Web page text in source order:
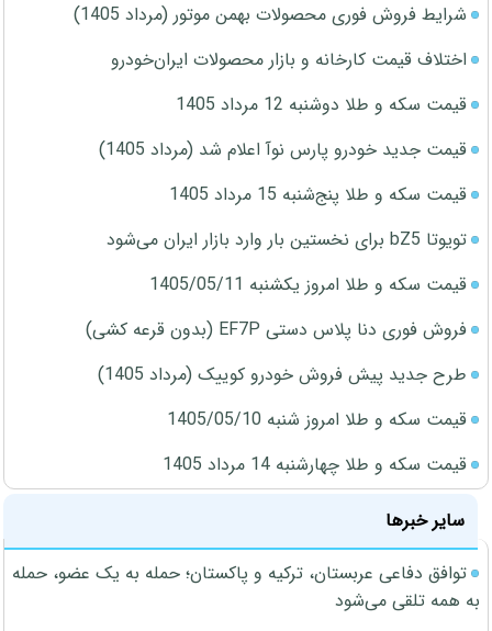
شرایط فروش فوری محصولات بهمن موتور (مرداد 1405)
اختلاف قیمت کارخانه و بازار محصولات ایران‌خودرو
قیمت سکه و طلا دوشنبه 12 مرداد 1405
قیمت جدید خودرو پارس نوآ اعلام شد (مرداد 1405)
قیمت سکه و طلا پنج‌شنبه 15 مرداد 1405
تویوتا bZ5 برای نخستین بار وارد بازار ایران می‌شود
قیمت سکه و طلا امروز یکشنبه 1405/05/11
فروش فوری دنا پلاس دستی EF7P (بدون قرعه کشی)
طرح جدید پیش فروش خودرو کوییک (مرداد 1405)
قیمت سکه و طلا امروز شنبه 1405/05/10
قیمت سکه و طلا چهارشنبه 14 مرداد 1405
سایر خبرها
توافق دفاعی عربستان، ترکیه و پاکستان؛ حمله به یک عضو، حمله
به همه تلقی می‌شود